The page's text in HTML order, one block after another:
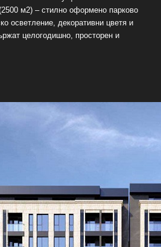
м2) – стилно оформено парково
осветление, декоративни цветя и
целогодишно, просторен и